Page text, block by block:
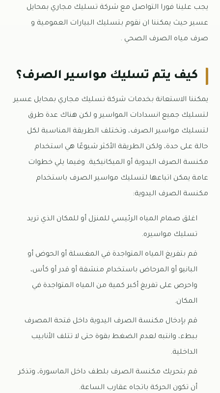
يجب علينا فورا التواصل مع شركة تسليك مجاري بمحايل
عسير حيث يمكننا ان نقوم بتسليك البيارات العمومية و
صرف مياه الصرف الصحي .
كيف يتم تسليك مواسير الصرف؟
يمكننا الاستعانة بخدمات شركة تسليك مجاري بمحايل عسير
لتسليك جميع انسدادات المواسير و لكن هناك عدة طرق
لتسليك مواسير الصرف، وتختلف الطريقة المناسبة لكل
حالة على حدة، ولكن الطريقة الأكثر شيوعًا هي استخدام
مكنسة الصرف اليدوية أو الميكانيكية. وفيما يلي خطوات
عامة يمكن اتباعها لتسليك مواسير الصرف باستخدام
مكنسة الصرف اليدوية:
اغلق صمام المياه الرئيسي للمنزل أو للمكان الذي تريد
تسليك مواسيره.
قم بتفريغ المياه المتواجدة في المغسلة أو الحوض أو
البانيو أو المرحاض باستخدام منشفة أو قدر أو كأس،
واحرص على تفريغ أكبر كمية من المياه المتواجدة في
المكان.
قم بإدخال مكنسة الصرف اليدوية داخل فتحة المصرف
ببطء، وانتبه لعدم الضغط بقوة حتى لا تتلف الأنابيب
الداخلية.
قم بتحريك مكنسة الصرف بلطف داخل الماسورة، وتذكر
أن تكون الحركة باتجاه عقارب الساعة.